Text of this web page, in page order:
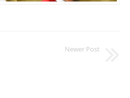
Newer Post